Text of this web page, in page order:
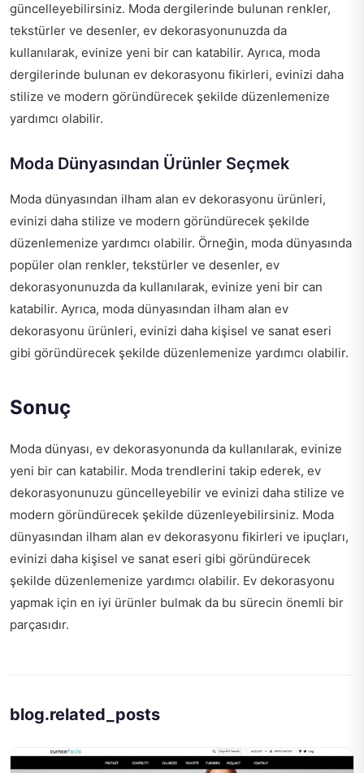
güncelleyebilirsiniz. Moda dergilerinde bulunan renkler,
tekstürler ve desenler, ev dekorasyonunuzda da
kullanılarak, evinize yeni bir can katabilir. Ayrıca, moda
dergilerinde bulunan ev dekorasyonu fikirleri, evinizi daha
stilize ve modern göründürecek şekilde düzenlemenize
yardımcı olabilir.
Moda Dünyasından Ürünler Seçmek
Moda dünyasından ilham alan ev dekorasyonu ürünleri,
evinizi daha stilize ve modern göründürecek şekilde
düzenlemenize yardımcı olabilir. Örneğin, moda dünyasında
popüler olan renkler, tekstürler ve desenler, ev
dekorasyonunuzda da kullanılarak, evinize yeni bir can
katabilir. Ayrıca, moda dünyasından ilham alan ev
dekorasyonu ürünleri, evinizi daha kişisel ve sanat eseri
gibi göründürecek şekilde düzenlemenize yardımcı olabilir.
Sonuç
Moda dünyası, ev dekorasyonunda da kullanılarak, evinize
yeni bir can katabilir. Moda trendlerini takip ederek, ev
dekorasyonunuzu güncelleyebilir ve evinizi daha stilize ve
modern göründürecek şekilde düzenleyebilirsiniz. Moda
dünyasından ilham alan ev dekorasyonu fikirleri ve ipuçları,
evinizi daha kişisel ve sanat eseri gibi göründürecek
şekilde düzenlemenize yardımcı olabilir. Ev dekorasyonu
yapmak için en iyi ürünler bulmak da bu sürecin önemli bir
parçasıdır.
blog.related_posts